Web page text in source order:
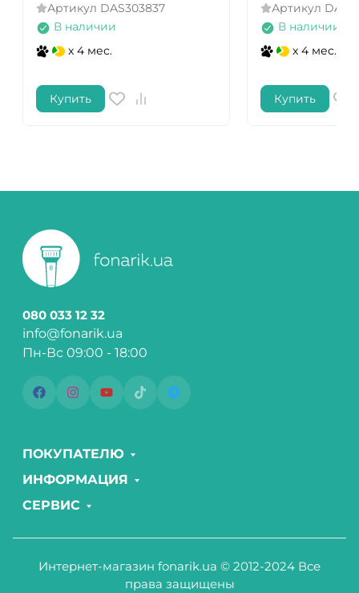
Артикул DAS303837
В наличии
x 4 мес.
Купить
Артикул
В наличии
x 4 мес.
Купить
080 033 12 32
info@fonarik.ua
Пн-Вс 09:00 - 18:00
ПОКУПАТЕЛЮ
ИНФОРМАЦИЯ
СЕРВИС
Интернет-магазин fonarik.ua © 2012-2024 Все
права защищены